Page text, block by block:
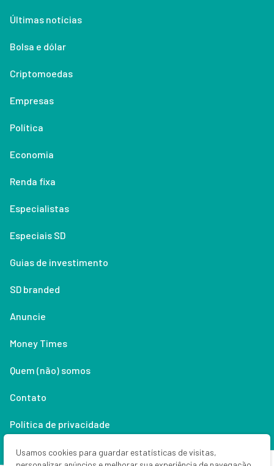
Últimas notícias
Bolsa e dólar
Criptomoedas
Empresas
Política
Economia
Renda fixa
Especialistas
Especiais SD
Guias de investimento
SD branded
Anuncie
Money Times
Quem (não) somos
Contato
Política de privacidade
Lifestyle
Usamos cookies para guardar estatísticas de visitas,